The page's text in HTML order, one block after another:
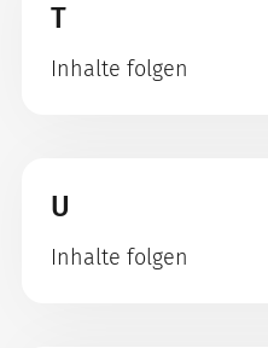
T
Inhalte folgen
U
Inhalte folgen